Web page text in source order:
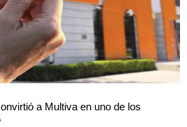
a Multiva en uno de los